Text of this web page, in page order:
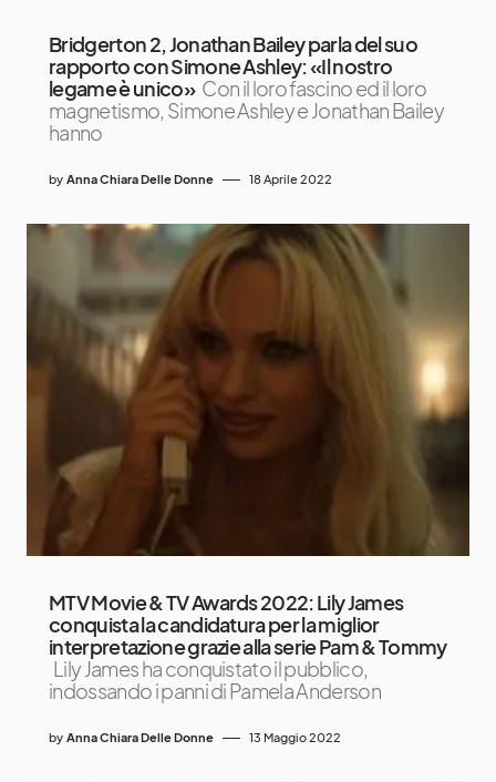
Bridgerton 2, Jonathan Bailey parla del suo
rapporto con Simone Ashley: «Il nostro
legame è unico» Con il loro fascino ed il loro
magnetismo, Simone Ashley e Jonathan Bailey
hanno
by Anna Chiara Delle Donne 18 Aprile 2022
MTV Movie & TV Awards 2022: Lily James
conquista la candidatura per la miglior
interpretazione grazie alla serie Pam & Tommy
Lily James ha conquistato il pubblico,
indossando i panni di Pamela Anderson
by Anna Chiara Delle Donne 13 Maggio 2022